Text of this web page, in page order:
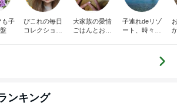
も子
ぴこれの毎日
コレクション
大家族の愛情
ごはんとお弁
子連れdeリゾ
ート、時々キ
ンキング